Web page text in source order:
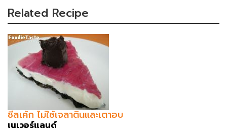
Related Recipe
ชีสเค้ก ไม่ใช้เจลาตินและเตาอบ
เนเวอร์แลนด์